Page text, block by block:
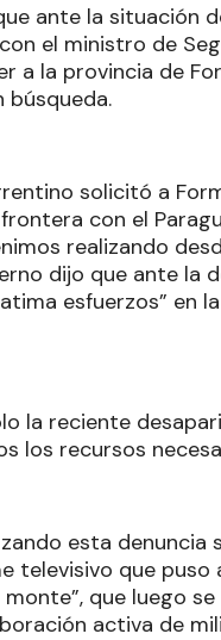
ante la situación
el ministro de
a la provincia de
búsqueda.
solicitó a
con el
realizando
dijo que ante la
esfuerzos” en
la reciente
los recursos
esta
televisivo que puso
que luego
activa de